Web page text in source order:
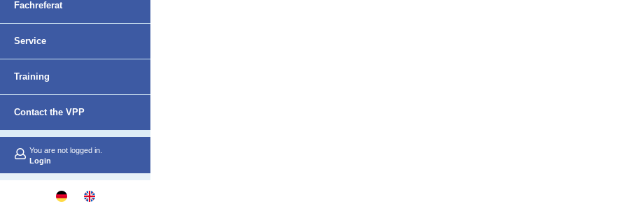
Fachreferat
Nachwuchsförderung und
Netzwerk
Service
Training
Contact the VPP
You are not logged in.
Login